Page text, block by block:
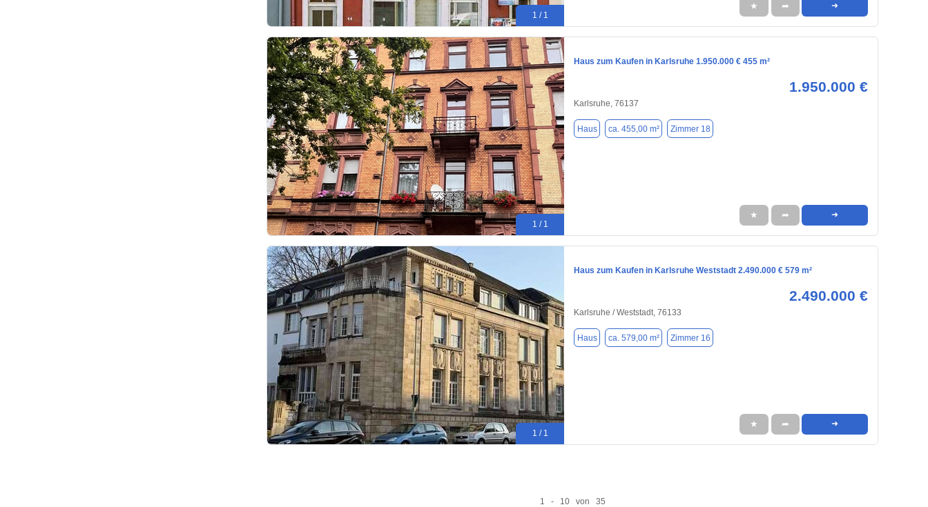
1 / 1
★ ➦ ➜
1 / 1
Haus zum Kaufen in Karlsruhe 1.950.000 € 455 m²
1.950.000 €
Karlsruhe, 76137
Haus ca. 455,00 m² Zimmer 18
★ ➦ ➜
1 / 1
Haus zum Kaufen in Karlsruhe Weststadt 2.490.000 € 579 m²
2.490.000 €
Karlsruhe / Weststadt, 76133
Haus ca. 579,00 m² Zimmer 16
★ ➦ ➜
1 - 10 von 35